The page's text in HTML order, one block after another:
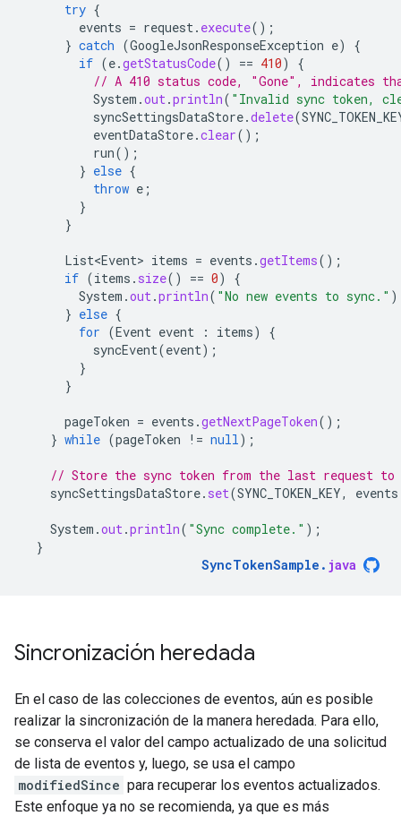
try {
events = request. execute();
} catch (GoogleJsonResponseException e)
{
if (e.getStatusCode() == 410)
{
// A 410 status code, "Gone", indicates
System .out.println( "Invalid sync token,
syncSettingsDataStore.delete(
eventDataStore.clear();
run();
} else {
throw e ;
}
}
List<Event> items = events .getItems();
if (items . size() == 0)
{
System .out.println( "No new events to sync."
} else {
for (Event event : items)
{
syncEvent(event);
}
}
pageToken = events .getNextPageToken();
} while (pageToken != null);
// Store the sync token from the last request to
syncSettingsDataStore. set(SYNC_TOKEN_KEY, events
System .out.println( "Sync complete." );
}
SyncTokenSample . java
Sincronización heredada
En el caso de las colecciones de eventos, aún es posible
realizar la sincronización de la manera heredada. Para ello,
se conserva el valor del campo actualizado de una solicitud
de lista de eventos y, luego, se usa el campo
modifiedSince para recuperar los eventos actualizados.
Este enfoque ya no se recomienda, ya que es más